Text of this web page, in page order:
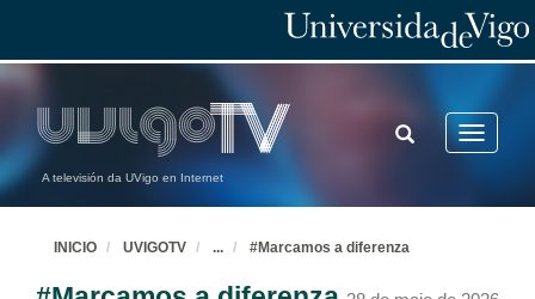
A televisión da UVigo en Internet
Toggle
TOGGLE
SEARCH
INICIO UVIGOTV ... #Marcamos a diferenza